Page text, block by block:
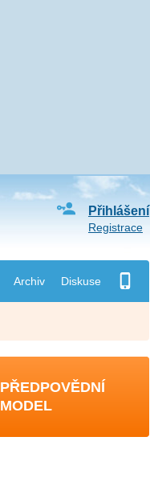
Archiv Diskuse
Přihlášení
Registrace
PŘEDPOVĚDNÍ
MODEL